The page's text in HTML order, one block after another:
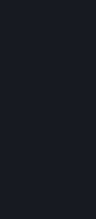
Décharges,
garanties,
Droit
Le présent Accord
un document à
obligations en tant
Valve
de l'État de
10400 NE 4th St.,
enregistrée avec
numéro 60 22 90
8260 00671 («
1. INSCRIPTION
APPLICATION